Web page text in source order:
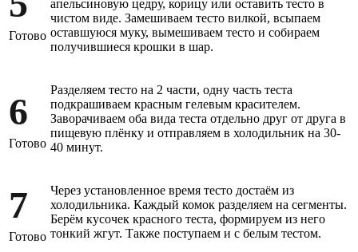
Готово
апельсиновую цедру, корицу или оставить тесто в
чистом виде. Замешиваем тесто вилкой, всыпаем
оставшуюся муку, вымешиваем тесто и собираем
получившиеся крошки в шар.
6
Готово
Разделяем тесто на 2 части, одну часть теста
подкрашиваем красным гелевым красителем.
Заворачиваем оба вида теста отдельно друг от друга в
пищевую плёнку и отправляем в холодильник на 30-
40 минут.
7
Готово
Через установленное время тесто достаём из
холодильника. Каждый комок разделяем на сегменты.
Берём кусочек красного теста, формируем из него
тонкий жгут. Также поступаем и с белым тестом.